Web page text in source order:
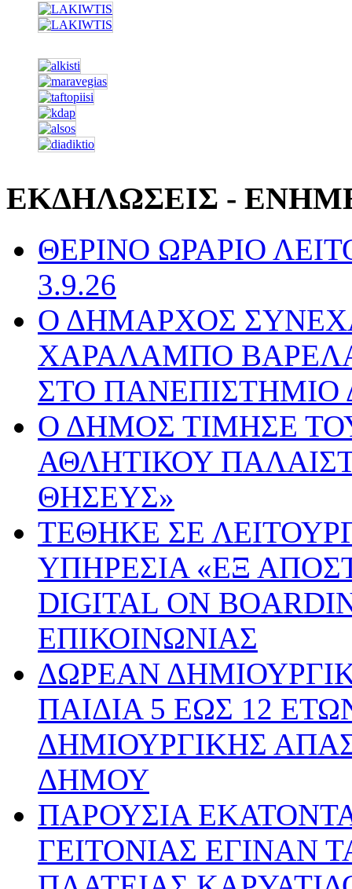
ΕΚΔΗΛΩΣΕΙΣ -
ΘΕΡΙΝΟ ΩΡΑΡΙΟ
3.9.26
Ο ΔΗΜΑΡΧΟΣ
ΧΑΡΑΛΑΜΠΟ
ΣΤΟ ΠΑΝΕΠΙΣΤΗΜΙΟ
Ο ΔΗΜΟΣ ΤΙΜΗΣΕ
ΑΘΛΗΤΙΚΟΥ
ΘΗΣΕΥΣ»
ΤΕΘΗΚΕ ΣΕ
ΥΠΗΡΕΣΙΑ «ΕΞ
DIGITAL ON
ΕΠΙΚΟΙΝΩΝΙΑΣ
ΔΩΡΕΑΝ
ΠΑΙΔΙΑ 5 ΕΩΣ 12
ΔΗΜΙΟΥΡΓΙΚΗΣ
ΔΗΜΟΥ
ΠΑΡΟΥΣΙΑ
ΓΕΙΤΟΝΙΑΣ ΕΓΙΝΑΝ